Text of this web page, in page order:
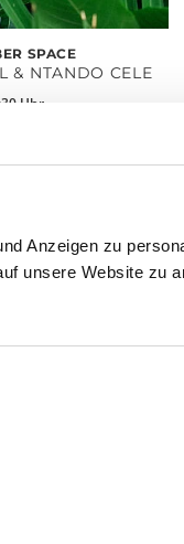
Anzeigen zu
unsere Website zu
SPACE
& NTANDO CELE
Uhr